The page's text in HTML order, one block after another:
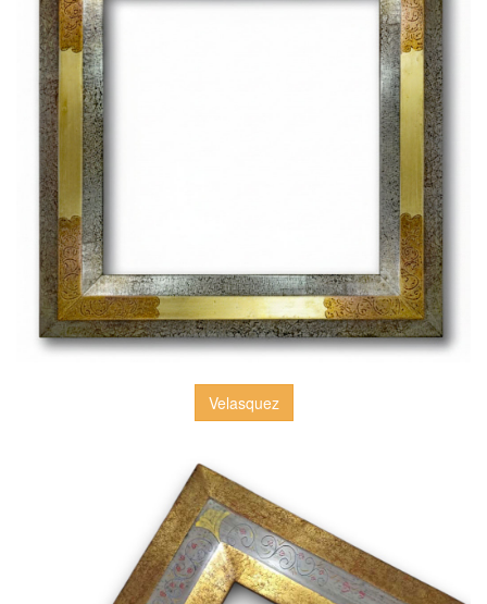
Velasquez